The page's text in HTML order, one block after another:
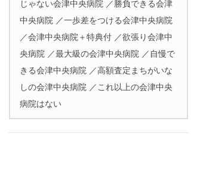
じゃない会津中央病院 ／勝負できる会津
中央病院 ／一歩差をつける会津中央病院
／会津中央病院＋特典付 ／欲張り会津中
央病院 ／最大級の会津中央病院 ／自慢で
きる会津中央病院 ／高額査定まちがいな
しの会津中央病院 ／これ以上の会津中央
病院はない